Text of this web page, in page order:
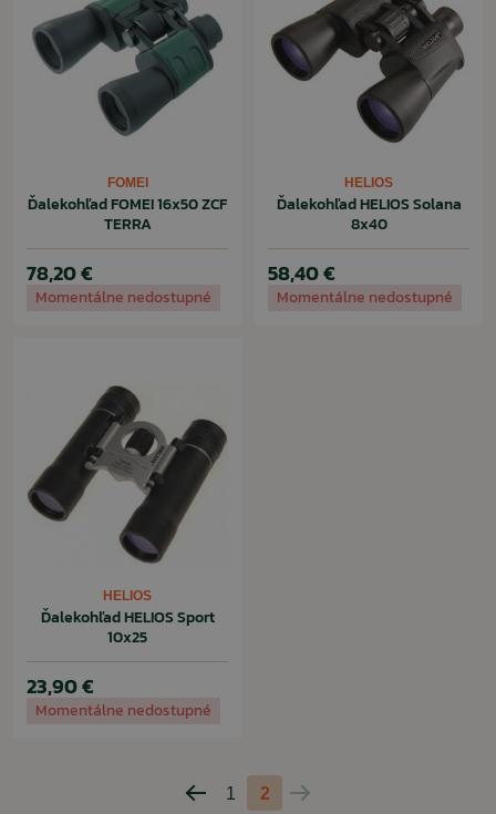
FOMEI
Ďalekohľad FOMEI 16x50 ZCF
TERRA
78,20 €
Momentálne nedostupné
HELIOS
Ďalekohľad HELIOS Solana
8x40
58,40 €
Momentálne nedostupné
HELIOS
Ďalekohľad HELIOS Sport
10x25
23,90 €
Momentálne nedostupné
Predchádzajúca
1 2
Nasledujúca